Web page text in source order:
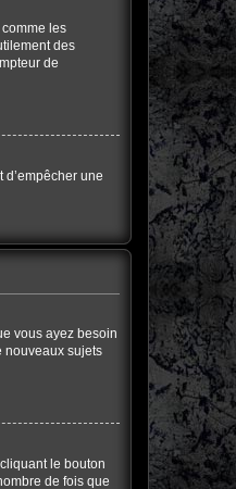
les
des
de
une
vous ayez besoin
nouveaux sujets
le bouton
de fois que